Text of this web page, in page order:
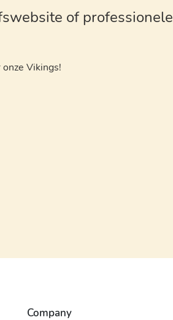
of professionele
Vikings!
Company